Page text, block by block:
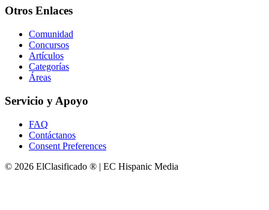
Otros Enlaces
Comunidad
Concursos
Artículos
Categorías
Áreas
Servicio y Apoyo
FAQ
Contáctanos
Consent Preferences
© 2026 ElClasificado ® | EC Hispanic Media